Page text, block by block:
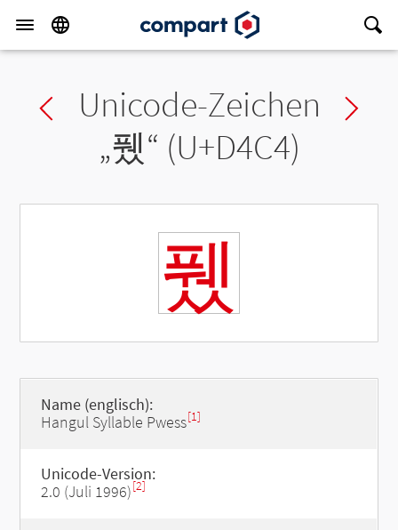
Previous char
Unicode-Zeichen
„퓄“ (U+D4C4)
퓄
Name (englisch):
Hangul Syllable Pwess[1]
Unicode-Version:
2.0 (Juli 1996)[2]